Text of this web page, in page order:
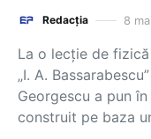
Redacția 8
La o lecție de
„I. A.
Georgescu a pun
construit pe baza